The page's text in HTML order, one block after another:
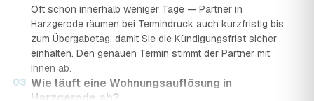
Oft schon innerhalb weniger Tage — Partner in
Harzgerode räumen bei Termindruck auch kurzfristig bis
zum Übergabetag, damit Sie die Kündigungsfrist sicher
einhalten. Den genauen Termin stimmt der Partner mit
Ihnen ab.
03 Wie läuft eine Wohnungsauflösung in
Harzgerode ab?